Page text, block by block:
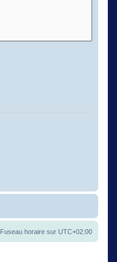
Fuseau horaire sur UTC+02:00